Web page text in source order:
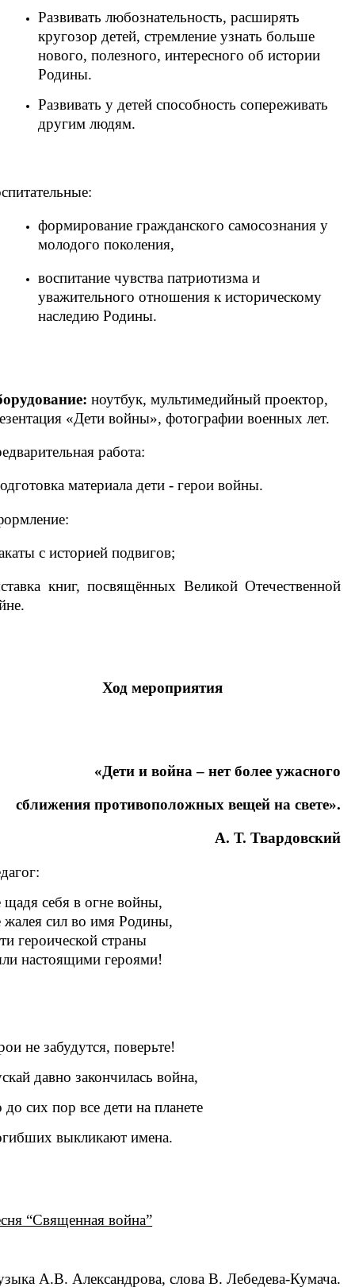
Развивать любознательность, расширять
кругозор детей, стремление узнать больше
нового, полезного, интересного об истории
Родины.
Развивать у детей способность сопереживать
другим людям.
формирование гражданского самосознания у
молодого поколения,
воспитание чувства патриотизма и
уважительного отношения к историческому
наследию Родины.
ноутбук, мультимедийный проектор,
«Дети войны», фотографии военных лет.
работа:
материала дети - герои войны.
с историей подвигов;
книг, посвящённых Великой Отечественной
Ход мероприятия
«Дети и война – нет более ужасного
сближения противоположных вещей на свете».
А. Т. Твардовский
себя в огне войны,
жалея сил во имя Родины,
героической страны
настоящими героями!
не забудутся, поверьте!
давно закончилась война,
сих пор все дети на планете
выкликают имена.
“Священная война”
А.В. Александрова, слова В. Лебедева-Кумача.